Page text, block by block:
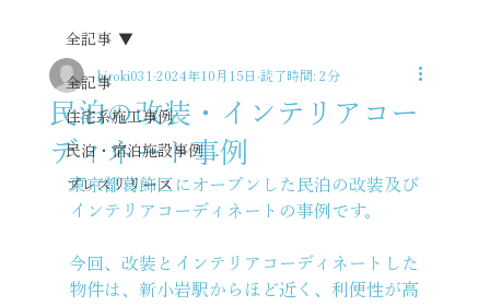
全記事
住宅系施工事例
民泊・宿泊施設事例
プレスリリース
全記事
民泊の改装・インテリアコー
ディネート事例
hiroki031 2024年10月15日 読了時間: 2分
東京都葛飾区にオープンした民泊の改装及び
インテリアコーディネートの事例です。
今回、改装とインテリアコーディネートした
物件は、新小岩駅からほど近く、利便性が高